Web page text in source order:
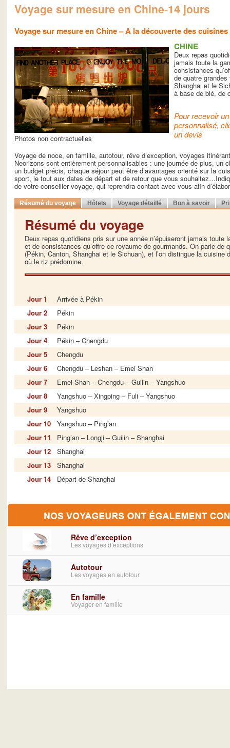
Voyage sur mesure en Chine-14 jours
Voyage sur mesure en Chine – A la découverte des
Photos non contractuelles
CHINE
Deux repas
jamais toute la
consistances
de quatre
Shanghai et le
à base de blé, de
Pour recevoir
personnalisé,
un devis
Voyage de noce, en famille, autotour, rêve d’exception, voyages
Neorizons sont entièrement personnalisables : une journée de plus, un
un budget précis, chaque séjour peut être d’avantages orienté sur la
sport, le tout aux dates de départ et de retour que vous
de votre conseiller voyage, qui reprendra contact avec vous afin
Résumé du voyage Hôtels Voyage détaillé Bon à savoir
Résumé du voyage
Deux repas quotidiens pris sur une année n’épuiseront jamais
et de consistances qu’offre ce royaume de gourmands. On parle de
(Pékin, Canton, Shanghai et le Sichuan), et l’on distingue la
où le riz prédomine.
Jour 1
Arrivée à Pékin
Jour 2
Pékin
Jour 3
Pékin
Jour 4
Pékin – Chengdu
Jour 5
Chengdu
Jour 6
Chengdu – Leshan – Emei Shan
Jour 7
Emei Shan – Chengdu – Guilin – Yangshuo
Jour 8
Yangshuo – Xingping – Fuli – Yangshuo
Jour 9
Yangshuo
Jour 10
Yangshuo – Ping’an
Jour 11
Ping’an – Longji – Guilin – Shanghai
Jour 12
Shanghai
Jour 13
Shanghai
Jour 14
Départ de Shanghai
Rêve d’exception
Les voyages d’exceptions
Autotour
Les voyages en autotour
En famille
Voyager en famille